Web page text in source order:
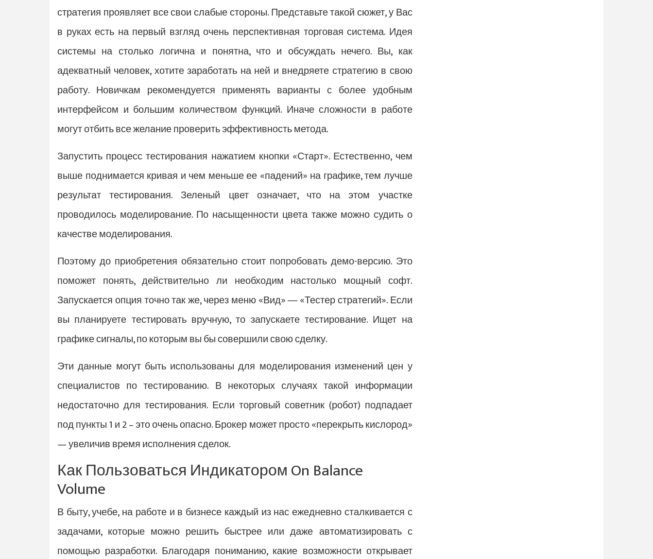
стратегия проявляет все свои слабые стороны. Представьте такой сюжет, у Вас
в руках есть на первый взгляд очень перспективная торговая система. Идея
системы на столько логична и понятна, что и обсуждать нечего. Вы, как
адекватный человек, хотите заработать на ней и внедряете стратегию в свою
работу. Новичкам рекомендуется применять варианты с более удобным
интерфейсом и большим количеством функций. Иначе сложности в работе
могут отбить все желание проверить эффективность метода.
Запустить процесс тестирования нажатием кнопки «Старт». Естественно, чем
выше поднимается кривая и чем меньше ее «падений» на графике, тем лучше
результат тестирования. Зеленый цвет означает, что на этом участке
проводилось моделирование. По насыщенности цвета также можно судить о
качестве моделирования.
Поэтому до приобретения обязательно стоит попробовать демо-версию. Это
поможет понять, действительно ли необходим настолько мощный софт.
Запускается опция точно так же, через меню «Вид» ― «Тестер стратегий». Если
вы планируете тестировать вручную, то запускаете тестирование. Ищет на
графике сигналы, по которым вы бы совершили свою сделку.
Эти данные могут быть использованы для моделирования изменений цен у
специалистов по тестированию. В некоторых случаях такой информации
недостаточно для тестирования. Если торговый советник (робот) подпадает
под пункты 1 и 2 – это очень опасно. Брокер может просто «перекрыть кислород»
— увеличив время исполнения сделок.
Как Пользоваться Индикатором On Balance
Volume
В быту, учебе, на работе и в бизнесе каждый из нас ежедневно сталкивается с
задачами, которые можно решить быстрее или даже автоматизировать с
помощью разработки. Благодаря пониманию, какие возможности открывает